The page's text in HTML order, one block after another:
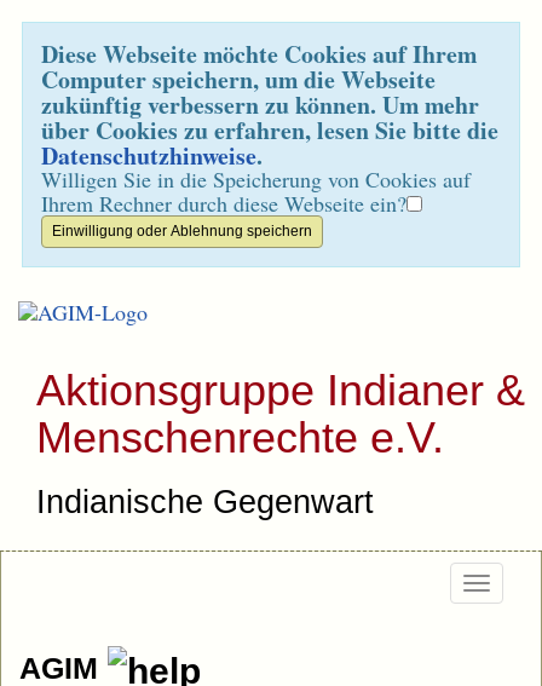
Diese Webseite möchte Cookies auf Ihrem
Computer speichern, um die Webseite
zukünftig verbessern zu können. Um mehr
über Cookies zu erfahren, lesen Sie bitte die
Datenschutzhinweise.
Willigen Sie in die Speicherung von Cookies auf
Ihrem Rechner durch diese Webseite ein?
Aktionsgruppe Indianer &
Menschenrechte e.V.
Indianische Gegenwart
AGIM